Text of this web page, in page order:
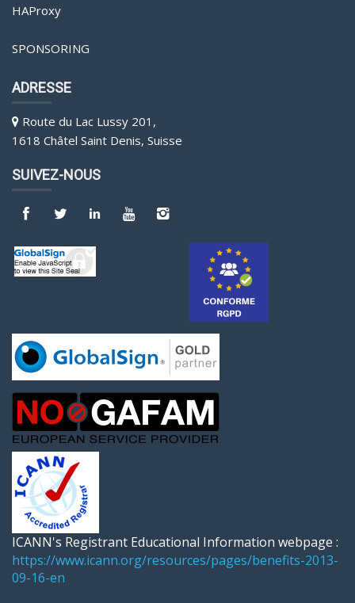
HAProxy
SPONSORING
ADRESSE
Route du Lac Lussy 201,
1618 Châtel Saint Denis, Suisse
SUIVEZ-NOUS
ICANN's Registrant Educational Information webpage :
https://www.icann.org/resources/pages/benefits-2013-
09-16-en